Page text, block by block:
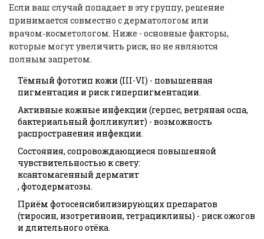
Если ваш случай попадает в эту группу, решение
принимается совместно с дерматологом или
врачом‑косметологом. Ниже - основные факторы,
которые могут увеличить риск, но не являются
полным запретом.
Тёмный фототип кожи (III-VI) - повышенная
пигментация и риск гиперпигментации.
Активные кожные инфекции (герпес, ветряная оспа,
бактериальный фолликулит) - возможность
распространения инфекции.
Состояния, сопровождающиеся повышенной
чувствительностью к свету:
ксантомагенный дерматит
, фотодерматозы.
Приём фотосенсибилизирующих препаратов
(тиросин, изотретиноин, тетрациклины) - риск ожогов
и длительного отёка.